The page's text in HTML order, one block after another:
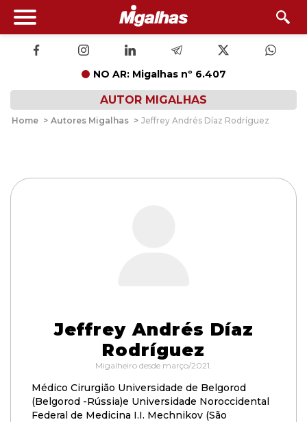
NO AR: Migalhas nº 6.407
AUTOR MIGALHAS
Home > Autores Migalhas > Jeffrey Andrés Díaz Rodríguez
Jeffrey Andrés Díaz
Rodríguez
Migalheiro desde março/2021.
Médico Cirurgião Universidade de Belgorod
(Belgorod -Rússia)e Universidade Noroccidental
Federal de Medicina I.I. Mechnikov (São